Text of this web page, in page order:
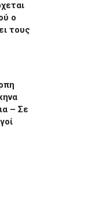
ο
τους
– Σε